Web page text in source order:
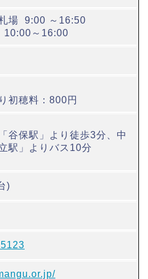
場 9:00 ～16:50
10:00～16:00
初穂料：800円
谷保駅」より徒歩3分、中
駅」よりバス10分
)